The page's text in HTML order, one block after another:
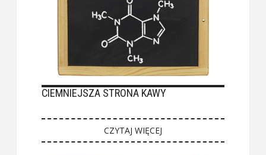
CIEMNIEJSZA STRONA KAWY
CZYTAJ WIĘCEJ